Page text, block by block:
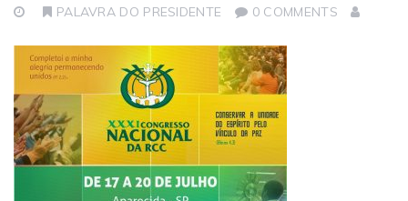
PALAVRA DO PRESIDENTE 0 COMMENTS